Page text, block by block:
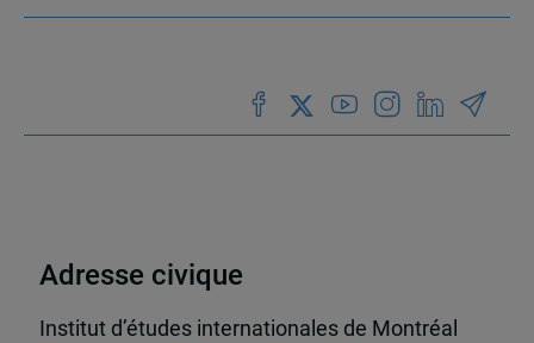
Adresse civique
Institut d’études internationales de Montréal